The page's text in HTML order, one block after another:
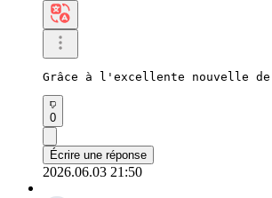
Grâce à l'excellente nouvelle
0
Écrire une réponse
2026.06.03 21:50